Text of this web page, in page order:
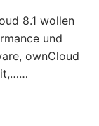
8.1 wollen
und
ownCloud